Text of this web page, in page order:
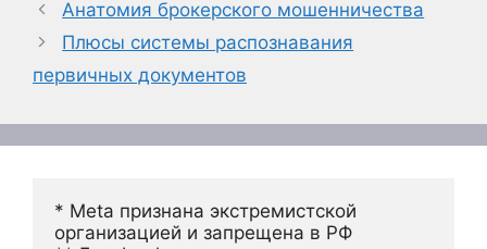
Анатомия брокерского мошенничества
Плюсы системы распознавания
первичных документов
* Meta признана экстремистской
организацией и запрещена в РФ